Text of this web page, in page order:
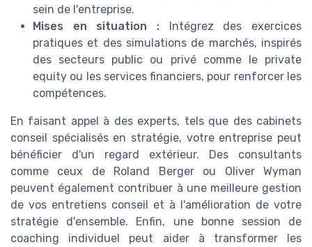
sein de l'entreprise.
Mises en situation : Intégrez des exercices
pratiques et des simulations de marchés, inspirés
des secteurs public ou privé comme le private
equity ou les services financiers, pour renforcer les
compétences.
En faisant appel à des experts, tels que des cabinets
conseil spécialisés en stratégie, votre entreprise peut
bénéficier d'un regard extérieur. Des consultants
comme ceux de Roland Berger ou Oliver Wyman
peuvent également contribuer à une meilleure gestion
de vos entretiens conseil et à l'amélioration de votre
stratégie d'ensemble. Enfin, une bonne session de
coaching individuel peut aider à transformer les